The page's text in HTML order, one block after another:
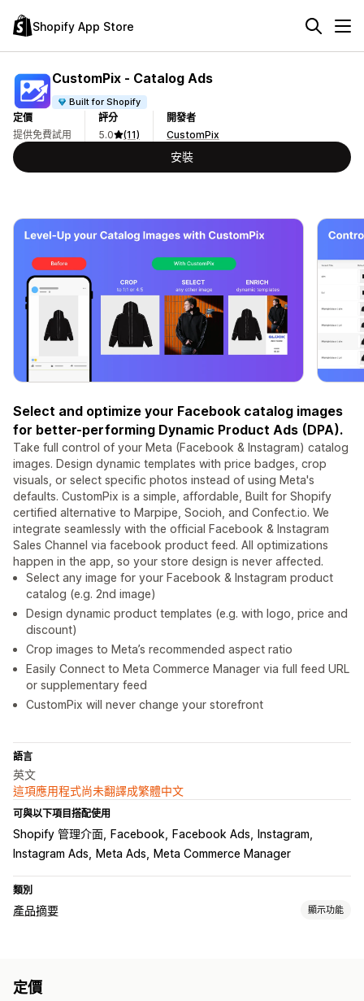
Shopify App Store
CustomPix ‑ Catalog Ads
Built for Shopify
定價
提供免費試用
評分
5.0
(11)
開發者
CustomPix
安裝
Select and optimize your Facebook catalog images
for better-performing Dynamic Product Ads (DPA).
Take full control of your Meta (Facebook & Instagram) catalog
images. Design dynamic templates with price badges, crop
visuals, or select specific photos instead of using Meta's
defaults. CustomPix is a simple, affordable, Built for Shopify
certified alternative to Marpipe, Socioh, and Confect.io. We
integrate seamlessly with the official Facebook & Instagram
Sales Channel via facebook product feed. All optimizations
happen in the app, so your store design is never affected.
Select any image for your Facebook & Instagram product
catalog (e.g. 2nd image)
Design dynamic product templates (e.g. with logo, price and
discount)
Crop images to Meta’s recommended aspect ratio
Easily Connect to Meta Commerce Manager via full feed URL
or supplementary feed
CustomPix will never change your storefront
語言
英文
這項應用程式尚未翻譯成繁體中文
可與以下項目搭配使用
Shopify 管理介面 Facebook Facebook Ads
Instagram
Instagram Ads
Meta Ads Meta Commerce Manager
類別
產品摘要 顯示功能
定價